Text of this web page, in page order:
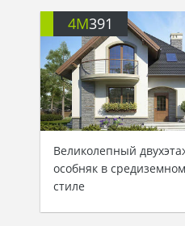
4M391
Великолепный
особняк в
стиле